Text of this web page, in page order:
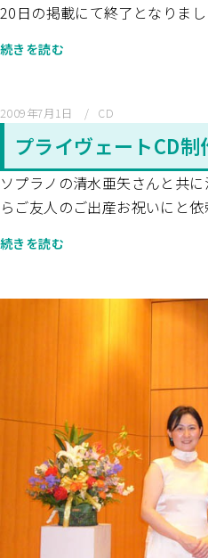
20日の掲載にて終了となりま
続きを読む
2009年7月1日 CD
プライヴェートCD制
ソプラノの清水亜矢さんと共
らご友人のご出産お祝いにと
続きを読む